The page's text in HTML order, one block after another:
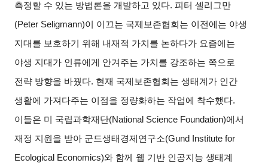
측정할 수 있는 방법론을 개발하고 있다. 피터 셀리그만
(Peter Seligmann)이 이끄는 국제보존협회는 이전에는 야생
지대를 보호하기 위해 내재적 가치를 논하다가 요즘에는
야생 지대가 인류에게 안겨주는 가치를 강조하는 쪽으로
전략 방향을 바꿨다. 현재 국제보존협회는 생태계가 인간
생활에 가져다주는 이점을 정량화하는 작업에 착수했다.
이들은 미 국립과학재단(National Science Foundation)에서
재정 지원을 받아 군드생태경제연구소(Gund Institute for
Ecological Economics)와 함께 웹 기반 인공지능 생태계